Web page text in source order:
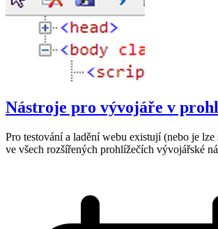
Nástroje pro vývojáře v
Pro testování a ladění webu existují (nebo je
ve všech rozšířených prohlížečích vývojářské